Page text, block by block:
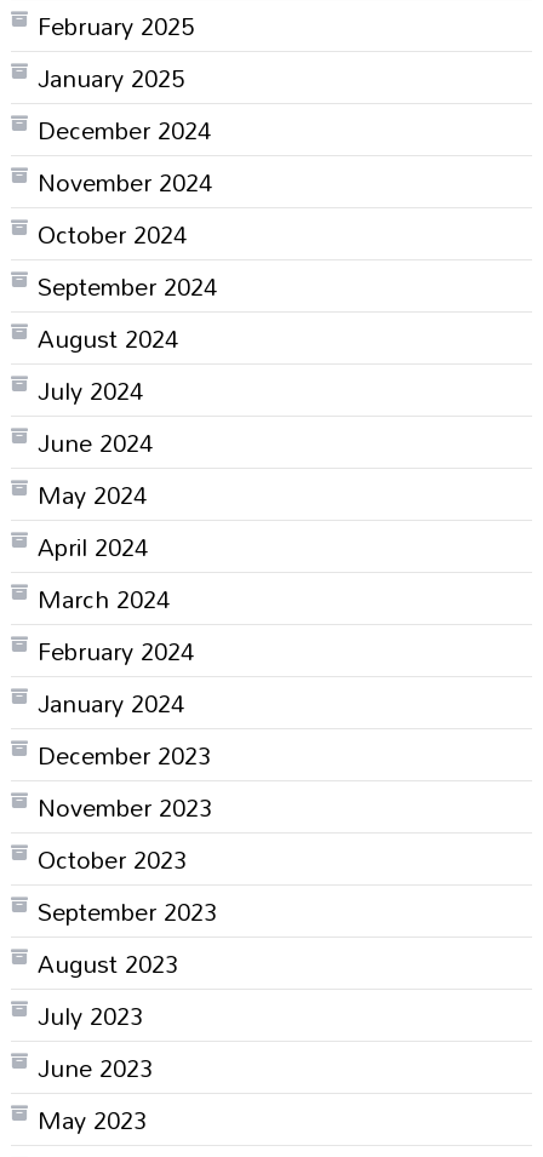
February 2025
January 2025
December 2024
November 2024
October 2024
September 2024
August 2024
July 2024
June 2024
May 2024
April 2024
March 2024
February 2024
January 2024
December 2023
November 2023
October 2023
September 2023
August 2023
July 2023
June 2023
May 2023